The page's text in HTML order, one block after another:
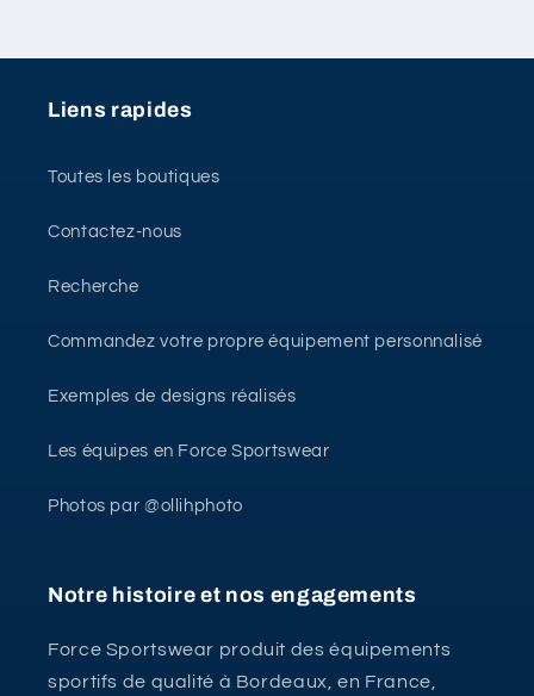
Liens rapides
Toutes les boutiques
Contactez-nous
Recherche
Commandez votre propre équipement personnalisé
Exemples de designs réalisés
Les équipes en Force Sportswear
Photos par @ollihphoto
Notre histoire et nos engagements
Force Sportswear produit des équipements
sportifs de qualité à Bordeaux, en France,